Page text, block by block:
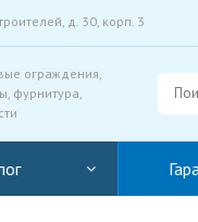
д. 30, корп. 3
ограждения,
фурнитура,